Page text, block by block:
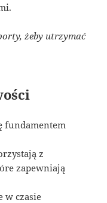
żeby utrzymać
fundamentem
z
zapewniają
w czasie